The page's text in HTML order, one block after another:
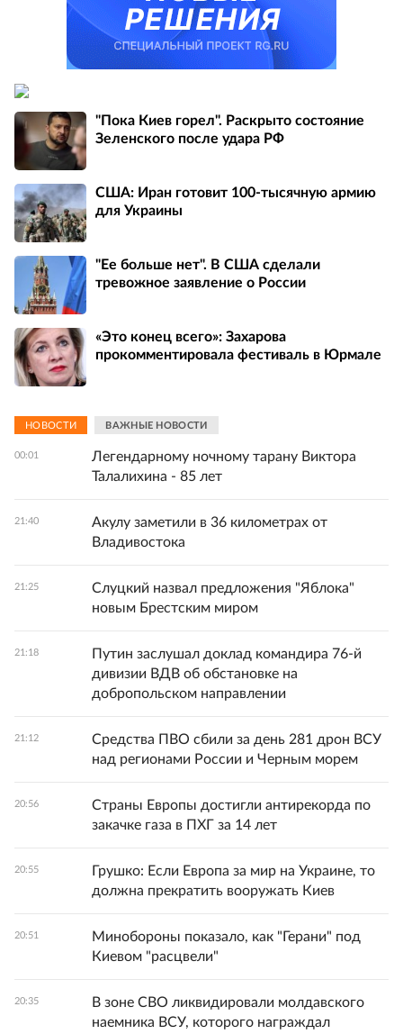
"Пока Киев горел". Раскрыто состояние
Зеленского после удара РФ
США: Иран готовит 100-тысячную армию
для Украины
"Ее больше нет". В США сделали
тревожное заявление о России
«Это конец всего»: Захарова
прокомментировала фестиваль в Юрмале
НОВОСТИ ВАЖНЫЕ НОВОСТИ
00:01
Легендарному ночному тарану Виктора
Талалихина - 85 лет
21:40
Акулу заметили в 36 километрах от
Владивостока
21:25
Слуцкий назвал предложения "Яблока"
новым Брестским миром
21:18
Путин заслушал доклад командира 76-й
дивизии ВДВ об обстановке на
добропольском направлении
21:12
Средства ПВО сбили за день 281 дрон ВСУ
над регионами России и Черным морем
20:56
Страны Европы достигли антирекорда по
закачке газа в ПХГ за 14 лет
20:55
Грушко: Если Европа за мир на Украине, то
должна прекратить вооружать Киев
20:51
Минобороны показало, как "Герани" под
Киевом "расцвели"
20:35
В зоне СВО ликвидировали молдавского
наемника ВСУ, которого награждал